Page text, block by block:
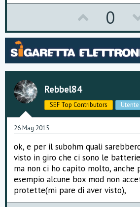
a
m
e
n
t
i
:
p
v
o
e
0
Rebbel84
SEF Top Contributors Utente
26 Mag 2015
ok, e per il subohm quali
visto in giro che ci sono le
ma non ci ho capito molto, anche
esempio alcune box mod non
protette(mi pare di aver visto),